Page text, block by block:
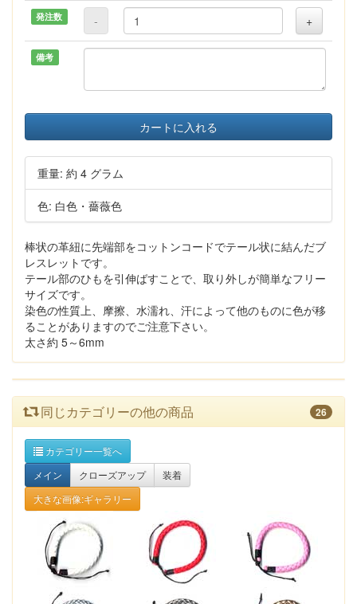
発注数 - +
備考
カートに入れる
重量: 約 4 グラム
色: 白色・薔薇色
棒状の革紐に先端部をコットンコードでテール状に結んだブ
レスレットです。
テール部のひもを引伸ばすことで、取り外しが簡単なフリー
サイズです。
染色の性質上、摩擦、水濡れ、汗によって他のものに色が移
ることがありますのでご注意下さい。
太さ約 5～6mm
同じカテゴリーの他の商品 26
カテゴリー一覧へ
メイン
クローズアップ
装着
大きな画像:ギャラリー